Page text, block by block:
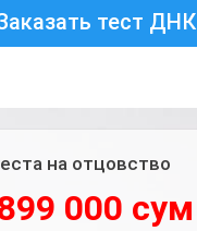
тест ДНК
на отцовство
000 сум